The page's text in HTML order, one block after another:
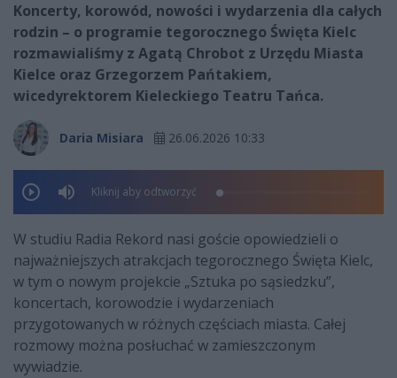
Koncerty, korowód, nowości i wydarzenia dla całych
rodzin – o programie tegorocznego Święta Kielc
rozmawialiśmy z Agatą Chrobot z Urzędu Miasta
Kielce oraz Grzegorzem Pańtakiem,
wicedyrektorem Kieleckiego Teatru Tańca.
Daria Misiara 26.06.2026 10:33
Kliknij aby odtworzyć
W studiu Radia Rekord nasi goście opowiedzieli o
najważniejszych atrakcjach tegorocznego Święta Kielc,
w tym o nowym projekcie „Sztuka po sąsiedzku”,
koncertach, korowodzie i wydarzeniach
przygotowanych w różnych częściach miasta. Całej
rozmowy można posłuchać w zamieszczonym
wywiadzie.